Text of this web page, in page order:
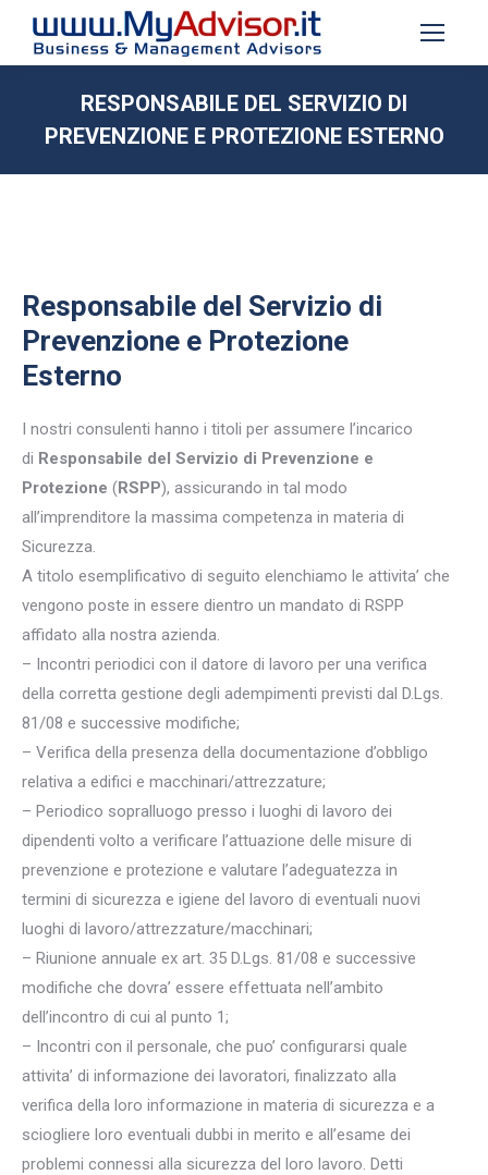
RESPONSABILE DEL SERVIZIO DI
PREVENZIONE E PROTEZIONE ESTERNO
Responsabile del Servizio di
Prevenzione e Protezione
Esterno
I nostri consulenti hanno i titoli per assumere l’incarico
di Responsabile del Servizio di Prevenzione e
Protezione (RSPP), assicurando in tal modo
all’imprenditore la massima competenza in materia di
Sicurezza.
A titolo esemplificativo di seguito elenchiamo le attivita’ che
vengono poste in essere dientro un mandato di RSPP
affidato alla nostra azienda.
– Incontri periodici con il datore di lavoro per una verifica
della corretta gestione degli adempimenti previsti dal D.Lgs.
81/08 e successive modifiche;
– Verifica della presenza della documentazione d’obbligo
relativa a edifici e macchinari/attrezzature;
– Periodico sopralluogo presso i luoghi di lavoro dei
dipendenti volto a verificare l’attuazione delle misure di
prevenzione e protezione e valutare l’adeguatezza in
termini di sicurezza e igiene del lavoro di eventuali nuovi
luoghi di lavoro/attrezzature/macchinari;
– Riunione annuale ex art. 35 D.Lgs. 81/08 e successive
modifiche che dovra’ essere effettuata nell’ambito
dell’incontro di cui al punto 1;
– Incontri con il personale, che puo’ configurarsi quale
attivita’ di informazione dei lavoratori, finalizzato alla
verifica della loro informazione in materia di sicurezza e a
sciogliere loro eventuali dubbi in merito e all’esame dei
problemi connessi alla sicurezza del loro lavoro. Detti